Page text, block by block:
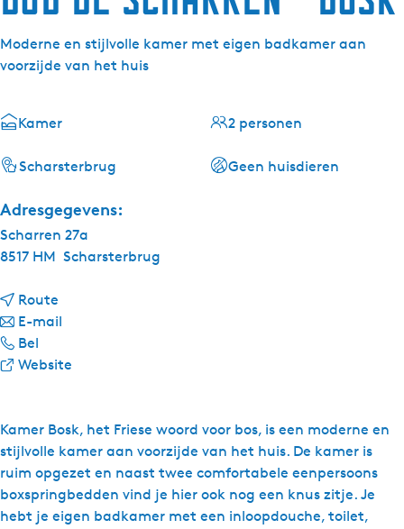
Moderne en stijlvolle kamer met eigen badkamer aan
voorzijde van het huis
Kamer Bosk, het Friese woord voor bos, is een moderne en
stijlvolle kamer aan voorzijde van het huis. De kamer is
ruim opgezet en naast twee comfortabele eenpersoons
boxspringbedden vind je hier ook nog een knus zitje. Je
hebt je eigen badkamer met een inloopdouche, toilet,
Kamer
Scharsterbrug
2 personen
Geen huisdieren
Adresgegevens:
Scharren 27a
8517 HM Scharsterbrug
Route
a
r
B
D
e
S
c
E-mail
a
&
B
D
e
S
Bel
&
e
S
c
h
a
Website
B
&
B
D
e